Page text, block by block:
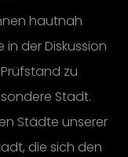
hautnah
der Diskussion
zu
Stadt.
Städte unserer
die sich den